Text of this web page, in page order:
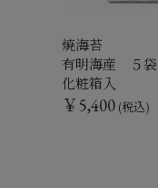
焼海苔
有明海産 ５袋
化粧箱入
￥5,400 (税込)